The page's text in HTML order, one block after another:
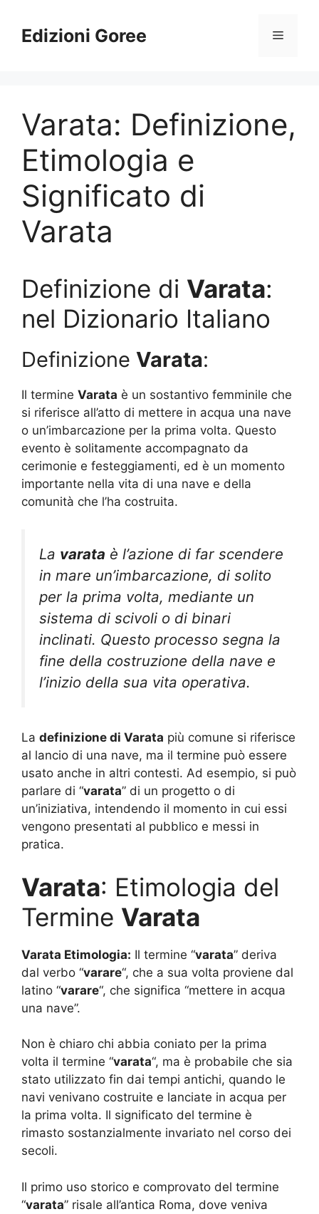
contenuto
Edizioni Goree Menu
Varata: Definizione,
Etimologia e
Significato di
Varata
Definizione di Varata:
nel Dizionario Italiano
Definizione Varata:
Il termine Varata è un sostantivo femminile che
si riferisce all’atto di mettere in acqua una nave
o un’imbarcazione per la prima volta. Questo
evento è solitamente accompagnato da
cerimonie e festeggiamenti, ed è un momento
importante nella vita di una nave e della
comunità che l’ha costruita.
La varata è l’azione di far scendere
in mare un’imbarcazione, di solito
per la prima volta, mediante un
sistema di scivoli o di binari
inclinati. Questo processo segna la
fine della costruzione della nave e
l’inizio della sua vita operativa.
La definizione di Varata più comune si riferisce
al lancio di una nave, ma il termine può essere
usato anche in altri contesti. Ad esempio, si può
parlare di “varata” di un progetto o di
un’iniziativa, intendendo il momento in cui essi
vengono presentati al pubblico e messi in
pratica.
Varata: Etimologia del
Termine Varata
Varata Etimologia: Il termine “varata” deriva
dal verbo “varare“, che a sua volta proviene dal
latino “varare“, che significa “mettere in acqua
una nave”.
Non è chiaro chi abbia coniato per la prima
volta il termine “varata“, ma è probabile che sia
stato utilizzato fin dai tempi antichi, quando le
navi venivano costruite e lanciate in acqua per
la prima volta. Il significato del termine è
rimasto sostanzialmente invariato nel corso dei
secoli.
Il primo uso storico e comprovato del termine
“varata” risale all’antica Roma, dove veniva